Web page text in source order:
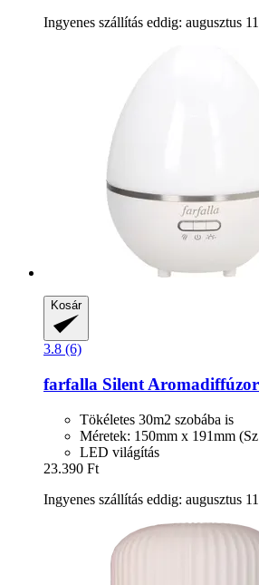
Ingyenes szállítás eddig: augusztus
Kosár
3.8 (6)
farfalla Silent
Tökéletes 30m2 szobába is
Méretek: 150mm x 191mm
LED világítás
23.390 Ft
Ingyenes szállítás eddig: augusztus